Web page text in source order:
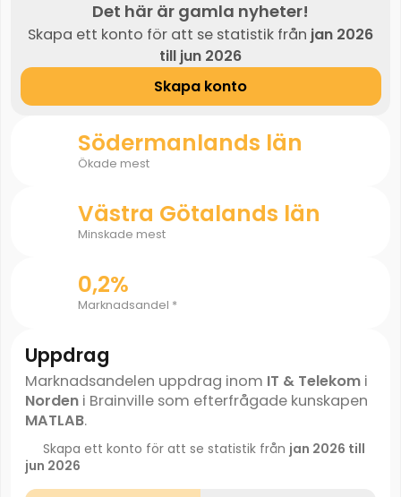
Det här är gamla nyheter!
Skapa ett konto för att se statistik från jan 2026
till jun 2026
Skapa konto
Södermanlands län
Ökade mest
Västra Götalands län
Minskade mest
0,2%
Marknadsandel *
Uppdrag
Marknadsandelen uppdrag inom IT & Telekomi
Nordeni Brainville som efterfrågade kunskapen
MATLAB.
Skapa ett konto för att se statistik från jan 2026 till
jun 2026